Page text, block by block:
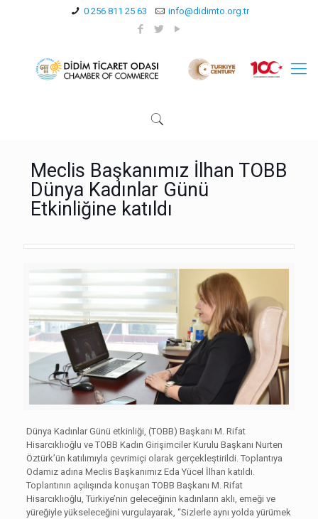
0 256 811 25 63 info@didimto.org.tr
Meclis Başkanımız İlhan TOBB
Dünya Kadınlar Günü
Etkinliğine katıldı
Dünya Kadınlar Günü etkinliği, (TOBB) Başkanı M. Rifat
Hisarcıklıoğlu ve TOBB Kadın Girişimciler Kurulu Başkanı Nurten
Öztürk’ün katılımıyla çevrimiçi olarak gerçekleştirildi. Toplantıya
Odamız adına Meclis Başkanımız Eda Yücel İlhan katıldı.
Toplantının açılışında konuşan TOBB Başkanı M. Rifat
Hisarcıklıoğlu, Türkiye’nin geleceğinin kadınların aklı, emeği ve
yüreğiyle yükseleceğini vurgulayarak, “Sizlerle aynı yolda yürümek